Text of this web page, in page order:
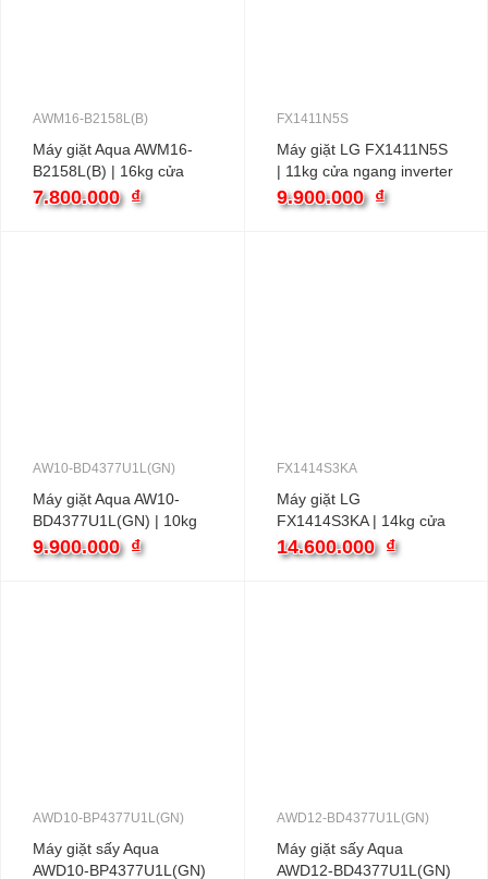
AWM16-B2158L(B)
Máy giặt Aqua AWM16-
B2158L(B) | 16kg cửa
ngang inverter
7.800.000 ₫
FX1411N5S
Máy giặt LG FX1411N5S
| 11kg cửa ngang inverter
9.900.000 ₫
AW10-BD4377U1L(GN)
Máy giặt Aqua AW10-
BD4377U1L(GN) | 10kg
cửa ngang
9.900.000 ₫
FX1414S3KA
Máy giặt LG
FX1414S3KA | 14kg cửa
ngang inverter
14.600.000 ₫
AWD10-BP4377U1L(GN)
Máy giặt sấy Aqua
AWD10-BP4377U1L(GN)
AWD12-BD4377U1L(GN)
Máy giặt sấy Aqua
AWD12-BD4377U1L(GN)